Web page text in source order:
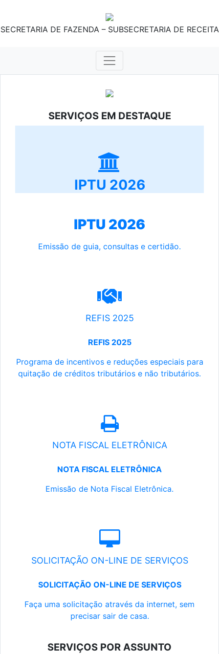
SECRETARIA DE FAZENDA – SUBSECRETARIA DE RECEITA
SERVIÇOS EM DESTAQUE
IPTU 2026
IPTU 2026
Emissão de guia, consultas e certidão.
REFIS 2025
REFIS 2025
Programa de incentivos e reduções especiais para
quitação de créditos tributários e não tributários.
NOTA FISCAL ELETRÔNICA
NOTA FISCAL ELETRÔNICA
Emissão de Nota Fiscal Eletrônica.
SOLICITAÇÃO ON-LINE DE SERVIÇOS
SOLICITAÇÃO ON-LINE DE SERVIÇOS
Faça uma solicitação através da internet, sem
precisar sair de casa.
SERVIÇOS POR ASSUNTO